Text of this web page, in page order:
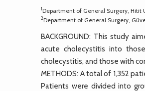
1Department of General Surgery,
2Department of General Surgery,
BACKGROUND: This study
acute cholecystitis into
cholecystitis, and those with
METHODS: A total of 1,352
Patients were divided into